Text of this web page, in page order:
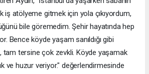
iş atölyeme gitmek için yola çıkıyordum,
bile göremedim. Şehir hayatında hep
Bence köyde yaşam sanıldığı gibi
tam tersine çok zevkli. Köyde yaşamak
ve huzur veriyor." değerlendirmesinde